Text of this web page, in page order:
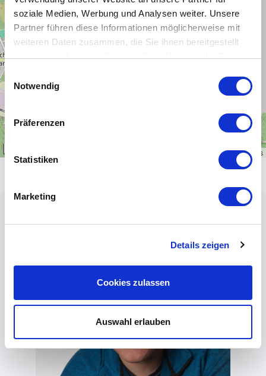
soziale Medien, Werbung und Analysen weiter. Unsere
Partner führen diese Informationen möglicherweise mit
weiteren Daten zusammen, die Sie ihnen bereitgestellt
haben oder die sie im Rahmen Ihrer Nutzung der Dienste
Einwilligungsauswahl
Notwendig
Präferenzen
Statistiken
Marketing
Details zeigen
Cookies zulassen
Auswahl erlauben
−
OpenStreetMapcontributors